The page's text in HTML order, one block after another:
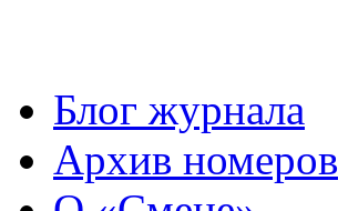
Блог журнала
Архив номеров